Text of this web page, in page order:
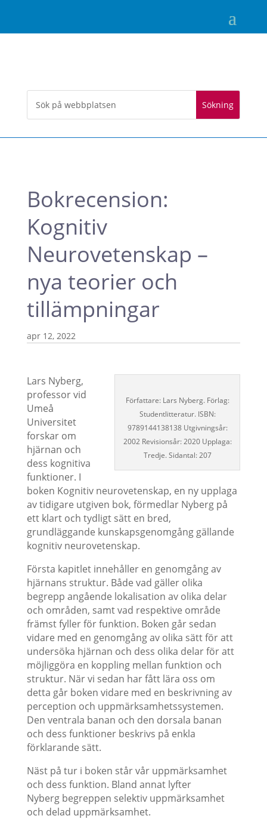
Bokrecension:
Kognitiv
Neurovetenskap –
nya teorier och
tillämpningar
apr 12, 2022
Författare: Lars Nyberg. Förlag:
Studentlitteratur. ISBN:
9789144138138 Utgivningsår:
2002 Revisionsår: 2020 Upplaga:
Tredje. Sidantal: 207
Lars Nyberg,
professor vid
Umeå
Universitet
forskar om
hjärnan och
dess kognitiva
funktioner. I
boken Kognitiv neurovetenskap, en ny upplaga
av tidigare utgiven bok, förmedlar Nyberg på
ett klart och tydligt sätt en bred,
grundläggande kunskapsgenomgång gällande
kognitiv neurovetenskap.
Första kapitlet innehåller en genomgång av
hjärnans struktur. Både vad gäller olika
begrepp angående lokalisation av olika delar
och områden, samt vad respektive område
främst fyller för funktion. Boken går sedan
vidare med en genomgång av olika sätt för att
undersöka hjärnan och dess olika delar för att
möjliggöra en koppling mellan funktion och
struktur. När vi sedan har fått lära oss om
detta går boken vidare med en beskrivning av
perception och uppmärksamhetssystemen.
Den ventrala banan och den dorsala banan
och dess funktioner beskrivs på enkla
förklarande sätt.
Näst på tur i boken står vår uppmärksamhet
och dess funktion. Bland annat lyfter
Nyberg begreppen selektiv uppmärksamhet
och delad uppmärksamhet.